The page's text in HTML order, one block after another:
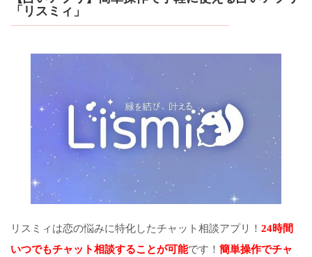
「リスミィ」
リスミィは恋の悩みに特化したチャット相談アプリ！ 24時間
いつでもチャット相談することが可能です！ 簡単操作でチャ